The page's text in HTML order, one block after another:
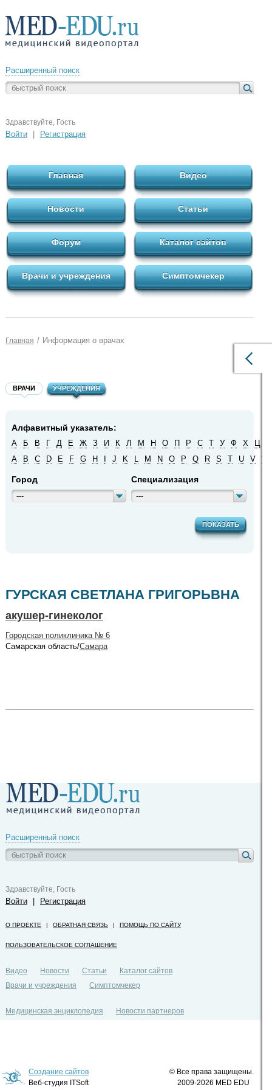
Расширенный поиск
Здравствуйте, Гость
Войти Регистрация
Главная Видео
Новости Статьи
Форум Каталог сайтов
Врачи и учреждения Симптомчекер
Главная / Информация о врачах
ВРАЧИ УЧРЕЖДЕНИЯ
Алфавитный указатель:
А Б В Г Д Е Ж З И К Л М Н О П Р С Т У Ф Х Ц
A
B C D E F G H J K L M N O P Q R S T U V W
Город
---
Специализация
---
ПОКАЗАТЬ
ГУРСКАЯ СВЕТЛАНА ГРИГОРЬВНА
акушер-гинеколог
Городская поликлиника № 6
Самарская область/Самара
Расширенный поиск
Здравствуйте, Гость
Войти Регистрация
О ПРОЕКТЕ | ОБРАТНАЯ СВЯЗЬ | ПОМОЩЬ ПО САЙТУ
ПОЛЬЗОВАТЕЛЬСКОЕ СОГЛАШЕНИЕ
Видео Новости Статьи
Каталог сайтов
Врачи и учреждения
Симптомчекер
Медицинская энциклопедия
Новости партнеров
Создание сайтов
Веб-студия ITSoft
© Все права защищены.
2009-2026 MED EDU